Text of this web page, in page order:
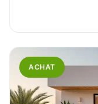
ACHAT